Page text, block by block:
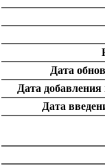
Дата
Дата добавления
Дата